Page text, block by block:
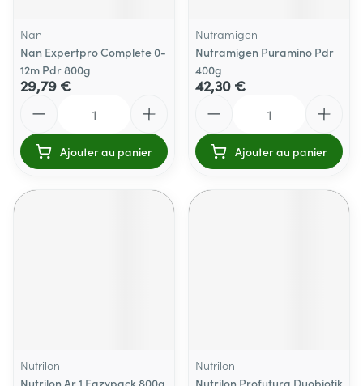
Nan
Nan Expertpro Complete 0-
12m Pdr 800g
29,79 €
Ajouter au panier
Nutramigen
Nutramigen Puramino Pdr
400g
42,30 €
Ajouter au panier
Nutrilon
Nutrilon Ar 1 Eazypack 800g
Nutrilon
Nutrilon Profutura Duobiotik